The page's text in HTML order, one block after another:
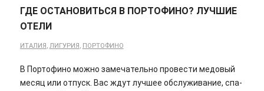
ГДЕ ОСТАНОВИТЬСЯ В ПОРТОФИНО? ЛУЧШИЕ
ОТЕЛИ
ИТАЛИЯ , ЛИГУРИЯ , ПОРТОФИНО
В Портофино можно замечательно провести медовый
месяц или отпуск. Вас ждут лучшее обслуживание, спа-